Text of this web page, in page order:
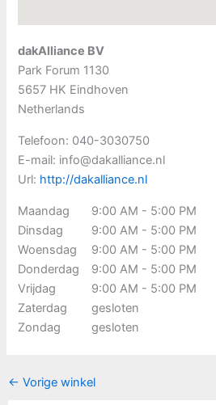
dakAlliance BV
Park Forum 1130
5657 HK Eindhoven
Netherlands
Telefoon: 040-3030750
E-mail: info@dakalliance.nl
Url: http://dakalliance.nl
Maandag
9:00 AM - 5:00 PM
Dinsdag
9:00 AM - 5:00 PM
Woensdag
9:00 AM - 5:00 PM
Donderdag
9:00 AM - 5:00 PM
Vrijdag
9:00 AM - 5:00 PM
Zaterdag
gesloten
Zondag
gesloten
← Vorige winkel